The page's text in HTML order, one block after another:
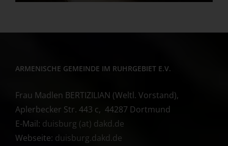
ARMENISCHE GEMEINDE IM RUHRGEBIET E.V.
Frau Madlen BERTIZILIAN (Weltl. Vorstand),
Aplerbecker Str. 443 c, 44287 Dortmund
E-Mail: duisburg (at) dakd.de
Webseite: duisburg.dakd.de